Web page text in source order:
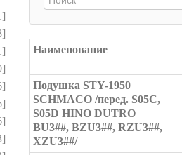
Наименование
Подушка STY-1950
SCHMACO /перед. S05C,
S05D HINO DUTRO
BU3##, BZU3##, RZU3##,
XZU3##/